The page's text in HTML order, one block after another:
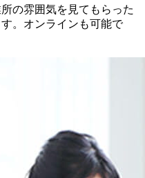
の雰囲気を見てもらった
。オンラインも可能で